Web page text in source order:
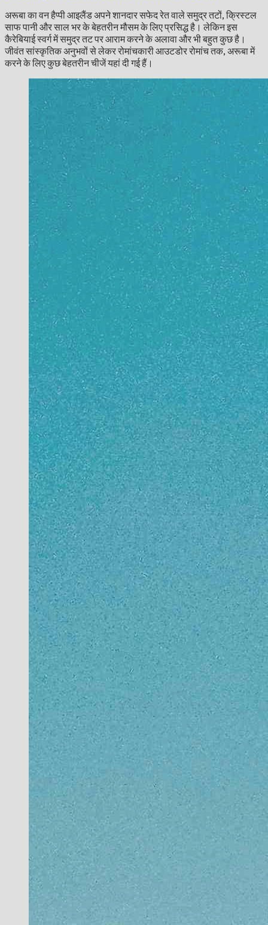
अरूबा का वन हैप्पी आइलैंड अपने शानदार सफेद रेत वाले समुद्र तटों, क्रिस्टल
साफ पानी और साल भर के बेहतरीन मौसम के लिए प्रसिद्ध है। लेकिन इस
कैरेबियाई स्वर्ग में समुद्र तट पर आराम करने के अलावा और भी बहुत कुछ है।
जीवंत सांस्कृतिक अनुभवों से लेकर रोमांचकारी आउटडोर रोमांच तक, अरूबा में
करने के लिए कुछ बेहतरीन चीजें यहां दी गई हैं।